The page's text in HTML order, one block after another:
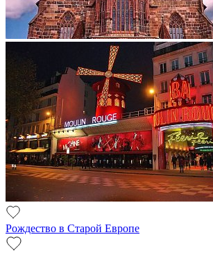
Рождество в Старой Европе